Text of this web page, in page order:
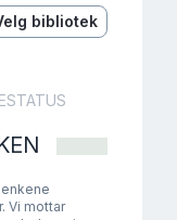
bibliotek
Vi mottar